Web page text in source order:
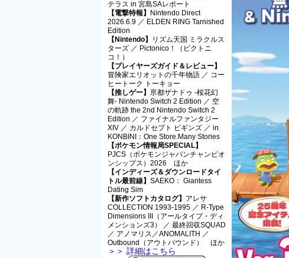
テラス in 宮島SAレポート
【電撃特報】
Nintendo Direct
2026.6.9 ／ ELDEN RING Tarnished
Edition
【Nintendo】
リズム天国 ミラクルス
ターズ ／ Pictonico！（ピクトニ
コ！）
【プレイヤーズガイド＆レビュー】
冒険家エリオットの千年物語 ／ コー
ヒートーク トーキョー
【推しゲー】 亰都ザナドゥ -桜花幻
舞- Nintendo Switch 2 Edition ／ 空
の軌跡 the 2nd Nintendo Switch 2
Edition ／ ファイナルファンタジー
XIV ／ カルドセプト ビギンズ ／ in
KONBINI：One Store.Many Stories
【ポケモン情報局SPECIAL】
PJCS（ポケモンジャパンチャンピオ
ンシップス）2026 ほか
【インディーズ＆ダウンロードタイ
トル最前線】 SAEKO： Giantess
Dating Sim
【新作ソフトカタログ】 アレサ
COLLECTION 1993-1995 ／ R-Type
Dimensions III（アールタイプ・ディ
メンションズ3） ／ 最終回収SQUAD
／ アノマリス／ANOMALITH ／
Outbound（アウトバウンド） ほか
＞＞ 詳細はこちら